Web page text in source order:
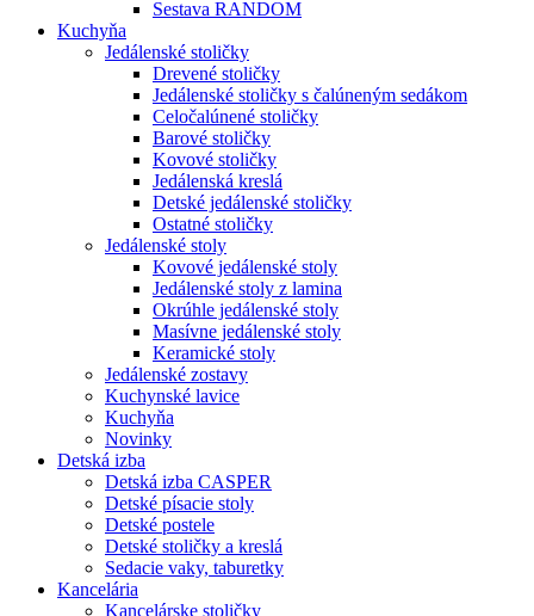
Sestava RANDOM
Kuchyňa
Jedálenské stoličky
Drevené stoličky
Jedálenské stoličky s čalúneným sedákom
Celočalúnené stoličky
Barové stoličky
Kovové stoličky
Jedálenská kreslá
Detské jedálenské stoličky
Ostatné stoličky
Jedálenské stoly
Kovové jedálenské stoly
Jedálenské stoly z lamina
Okrúhle jedálenské stoly
Masívne jedálenské stoly
Keramické stoly
Jedálenské zostavy
Kuchynské lavice
Kuchyňa
Novinky
Detská izba
Detská izba CASPER
Detské písacie stoly
Detské postele
Detské stoličky a kreslá
Sedacie vaky, taburetky
Kancelária
Kancelárske stoličky